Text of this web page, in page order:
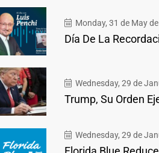
Monday, 31 de May
Día De La
Wednesday, 29 de
Trump, Su Orden
Wednesday, 29 de